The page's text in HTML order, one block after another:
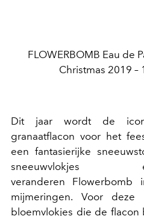
FLOWERBOMB Eau de
Christmas 2019 –
Dit jaar wordt de
granaatflacon voor het
een fantasierijke
veranderen Flowerbomb
mijmeringen. Voor
bloemvlokjes die de flacon